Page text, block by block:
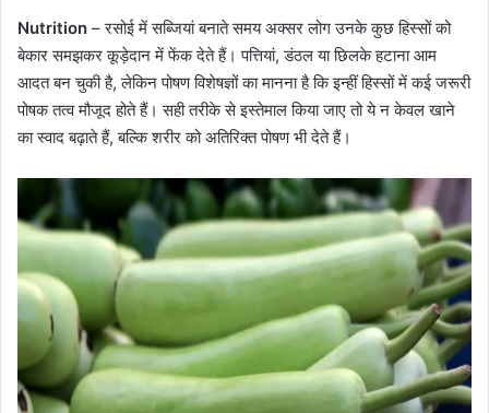
Nutrition – रसोई में सब्जियां बनाते समय अक्सर लोग उनके कुछ हिस्सों को
बेकार समझकर कूड़ेदान में फेंक देते हैं। पत्तियां, डंठल या छिलके हटाना आम
आदत बन चुकी है, लेकिन पोषण विशेषज्ञों का मानना है कि इन्हीं हिस्सों में कई जरूरी
पोषक तत्व मौजूद होते हैं। सही तरीके से इस्तेमाल किया जाए तो ये न केवल खाने
का स्वाद बढ़ाते हैं, बल्कि शरीर को अतिरिक्त पोषण भी देते हैं।